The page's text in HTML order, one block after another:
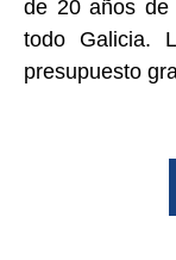
de 20 años de
todo Galicia.
presupuesto